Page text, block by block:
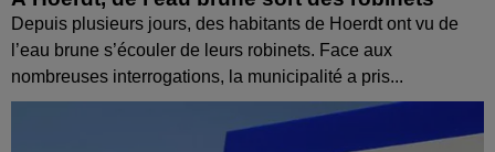
Depuis plusieurs jours, des habitants de Hoerdt ont vu de
l’eau brune s’écouler de leurs robinets. Face aux
nombreuses interrogations, la municipalité a pris...